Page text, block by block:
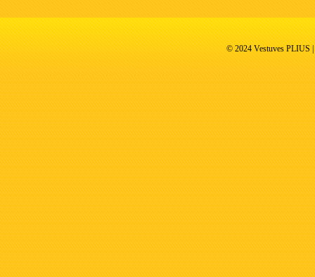
© 2024 Vestuves PLIUS